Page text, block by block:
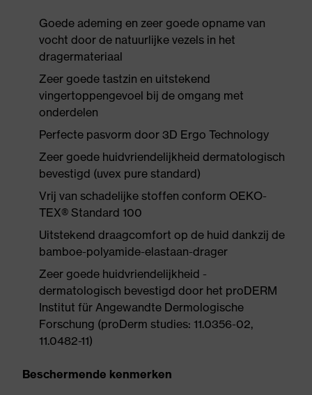
Goede ademing en zeer goede opname van
vocht door de natuurlijke vezels in het
dragermateriaal
Zeer goede tastzin en uitstekend
vingertoppengevoel bij de omgang met
onderdelen
Perfecte pasvorm door 3D Ergo Technology
Zeer goede huidvriendelijkheid dermatologisch
bevestigd (uvex pure standard)
Vrij van schadelijke stoffen conform OEKO-
TEX® Standard 100
Uitstekend draagcomfort op de huid dankzij de
bamboe-polyamide-elastaan-drager
Zeer goede huidvriendelijkheid -
dermatologisch bevestigd door het proDERM
Institut für Angewandte Dermologische
Forschung (proDerm studies: 11.0356-02,
11.0482-11)
Beschermende kenmerken